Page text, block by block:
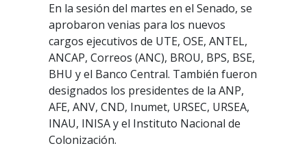
En la sesión del martes en el Senado, se
aprobaron venias para los nuevos
cargos ejecutivos de UTE, OSE, ANTEL,
ANCAP, Correos (ANC), BROU, BPS, BSE,
BHU y el Banco Central. También fueron
designados los presidentes de la ANP,
AFE, ANV, CND, Inumet, URSEC, URSEA,
INAU, INISA y el Instituto Nacional de
Colonización.